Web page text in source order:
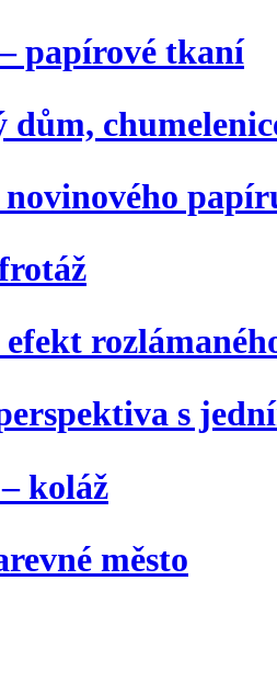
papírové tkaní
dům,
novinového
s
koláž
město